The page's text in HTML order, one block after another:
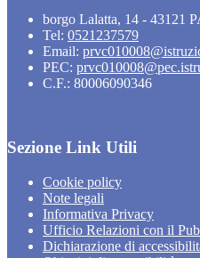
borgo Lalatta, 14 - 43121
Tel: 0521237579
Email:
PEC:
C.F.: 80006090346
Sezione Link Utili
Cookie policy
Note legali
Informativa Privacy
Ufficio Relazioni con il
Dichiarazione di